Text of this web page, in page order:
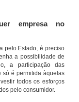
empresa no
pelo Estado, é preciso
a possibilidade de
a participação das
só é permitida àquelas
todos os esforços
pelo consumidor.